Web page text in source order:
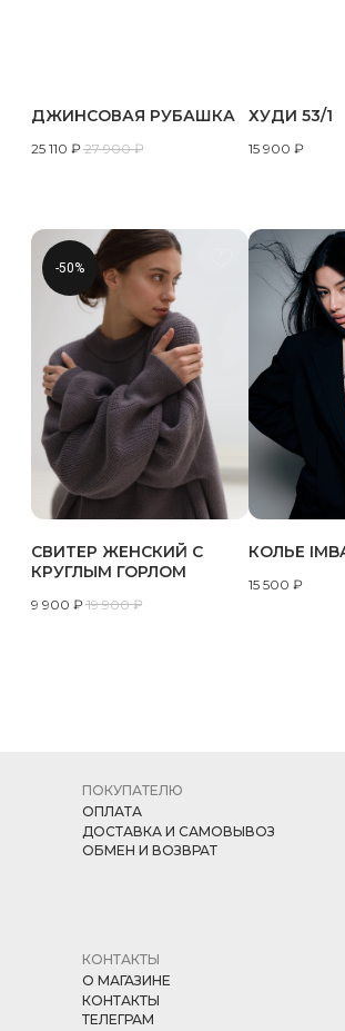
ДЖИНСОВАЯ РУБАШКА
25 110 ₽ 27 900 ₽
ХУДИ 53/1
15 900 ₽
-50%
СВИТЕР ЖЕНСКИЙ С
КРУГЛЫМ ГОРЛОМ
9 900 ₽ 19 900 ₽
КОЛЬЕ
15 500 ₽
КОНТАКТЫ
О МАГАЗИНЕ
КОНТАКТЫ
ТЕЛЕГРАМ
ПОКУПАТЕЛЮ
ОПЛАТА
ДОСТАВКА И САМОВЫВОЗ
ОБМЕН И ВОЗВРАТ